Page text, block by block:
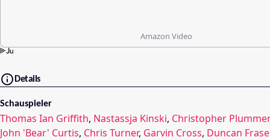
Amazon Video
Details
Schauspieler
Thomas Ian Griffith, Nastassja Kinski, Christopher Plummer
John 'Bear' Curtis, Chris Turner, Garvin Cross, Duncan